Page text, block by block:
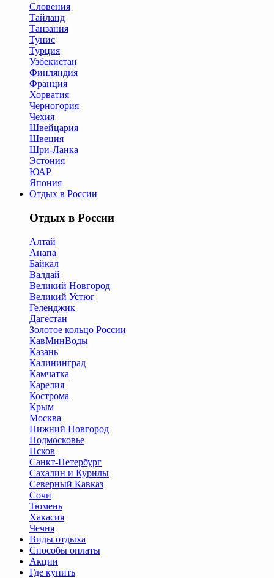
Словения
Тайланд
Танзания
Тунис
Турция
Узбекистан
Финляндия
Франция
Хорватия
Черногория
Чехия
Швейцария
Швеция
Шри-Ланка
Эстония
ЮАР
Япония
Отдых в России
Отдых в России
Алтай
Анапа
Байкал
Валдай
Великий Новгород
Великий Устюг
Геленджик
Дагестан
Золотое кольцо России
КавМинВоды
Казань
Калининград
Камчатка
Карелия
Кострома
Крым
Москва
Нижний Новгород
Подмосковье
Псков
Санкт-Петербург
Сахалин и Курилы
Северный Кавказ
Сочи
Тюмень
Хакасия
Чечня
Виды отдыха
Способы оплаты
Акции
Где купить